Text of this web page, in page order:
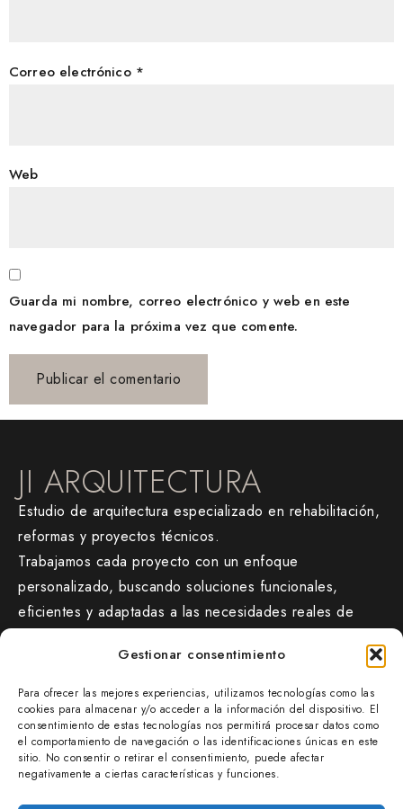
Gestionar consentimiento
Para ofrecer las mejores experiencias, utilizamos tecnologías como las
cookies para almacenar y/o acceder a la información del dispositivo. El
consentimiento de estas tecnologías nos permitirá procesar datos como
el comportamiento de navegación o las identificaciones únicas en este
sitio. No consentir o retirar el consentimiento, puede afectar
negativamente a ciertas características y funciones.
Correo electrónico *
Web
Guarda mi nombre, correo electrónico y web en este
navegador para la próxima vez que comente.
JI ARQUITECTURA
Estudio de arquitectura especializado en rehabilitación,
reformas y proyectos técnicos.
Trabajamos cada proyecto con un enfoque
personalizado, buscando soluciones funcionales,
eficientes y adaptadas a las necesidades reales de
jiarquitectura.com/
677 47 38 54
info@jiarquitectura.com
OFICINA